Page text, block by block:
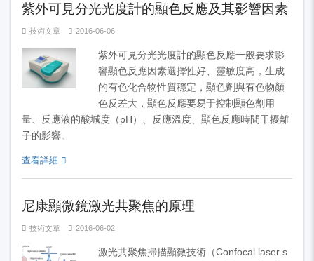
紫外可見分光光度計的顯色反應及其影響因素
技術文章 2016-06-06
紫外可見分光光度計的顯色反應一般要求影
響顯色反應因素選擇性好、靈敏度高，生成
的有色化合物性質穩定，顯色劑與有色物顏
色反差大，顯色反應要易于控制顯色劑用
量、反應液的酸堿度（pH）、反應溫度、顯色反應時間干擾離
子的影響。
查看詳細
尼康顯微鏡激光共聚焦的原理
技術文章 2016-06-02
激光共聚焦掃描顯微技術（Confocal laser s